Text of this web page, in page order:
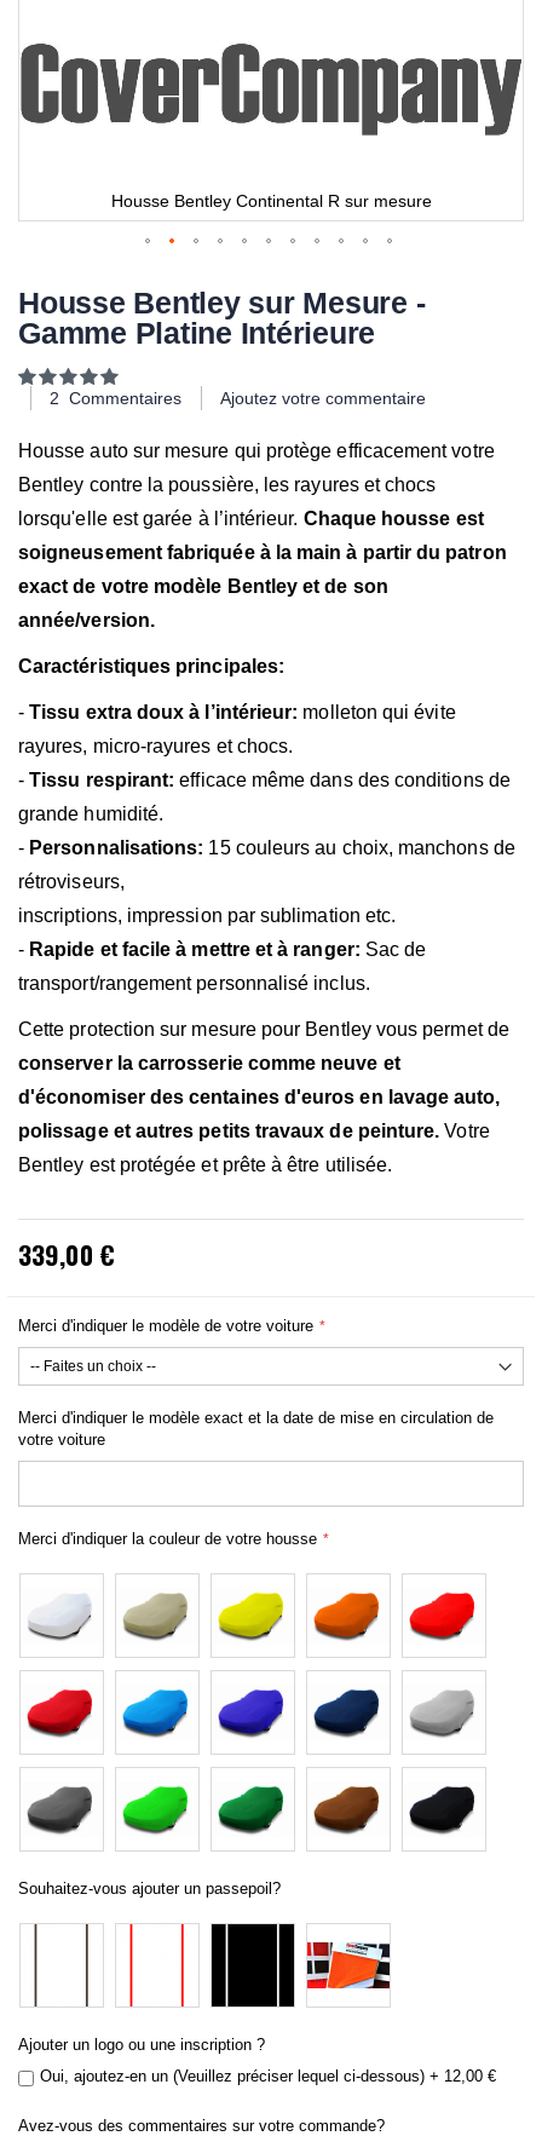
Housse Bentley Continental R sur mesure
Housse Bentley sur Mesure -
Gamme Platine Intérieure
Notation:
100
2 Commentaires Ajoutez votre commentaire
Housse auto sur mesure qui protège efficacement votre
Bentley contre la poussière, les rayures et chocs
lorsqu'elle est garée à l’intérieur. Chaque housse est
soigneusement fabriquée à la main à partir du patron
exact de votre modèle Bentley et de son
année/version.
Caractéristiques principales:
-Tissu extra doux à l’intérieur: molleton qui évite
rayures, micro-rayures et chocs.
-Tissu respirant: efficace même dans des conditions de
grande humidité.
- Personnalisations: 15 couleurs au choix, manchons de
rétroviseurs,
inscriptions, impression par sublimation etc.
- Rapide et facile à mettre et à ranger: Sac de
transport/rangement personnalisé inclus.
Cette protection sur mesure pour Bentley vous permet de
conserver la carrosserie comme neuve et
d'économiser des centaines d'euros en lavage auto,
polissage et autres petits travaux de peinture. Votre
Bentley est protégée et prête à être utilisée.
339,00 €
Merci d'indiquer le modèle de votre voiture
Merci d'indiquer le modèle exact et la date de mise en circulation de
votre voiture
Merci d'indiquer la couleur de votre housse
Souhaitez-vous ajouter un passepoil?
Ajouter un logo ou une inscription ?
Oui, ajoutez-en un (Veuillez préciser lequel ci-dessous) + 12,00 €
Avez-vous des commentaires sur votre commande?